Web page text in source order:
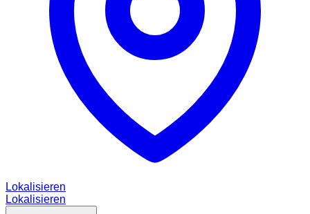
Lokalisieren
Lokalisieren